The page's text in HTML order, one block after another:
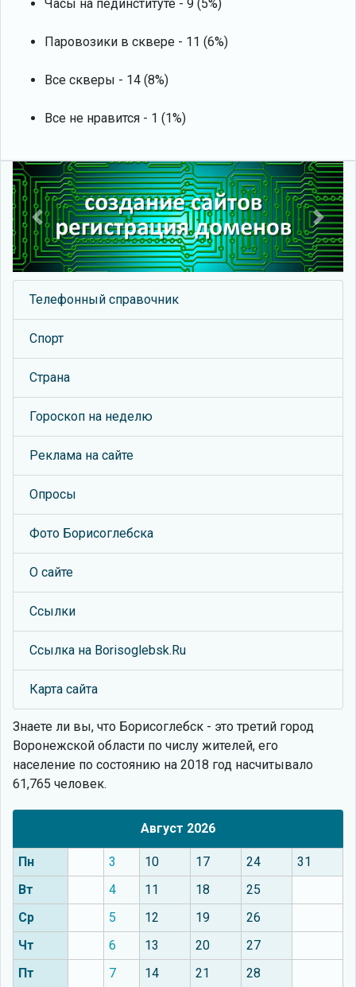
Часы на пединституте - 9 (5%)
Паровозики в сквере - 11 (6%)
Все скверы - 14 (8%)
Все не нравится - 1 (1%)
Previous Next
Телефонный справочник
Спорт
Страна
Гороскоп на неделю
Реклама на сайте
Опросы
Фото Борисоглебска
О сайте
Ссылки
Ссылка на Borisoglebsk.Ru
Карта сайта
Знаете ли вы, что Борисоглебск - это третий город
Воронежской области по числу жителей, его
население по состоянию на 2018 год насчитывало
61,765 человек.
Август 2026
Пн 3 10 17 24
31
Вт
4 11 18
25
Ср
5 12 19
26
Чт
6 13 20
27
Пт
7 14 21 28